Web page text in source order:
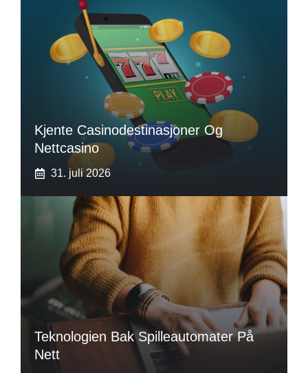
Kjente Casinodestinasjoner Og
Nettcasino
31. juli 2026
Teknologien Bak Spilleautomater På
Nett